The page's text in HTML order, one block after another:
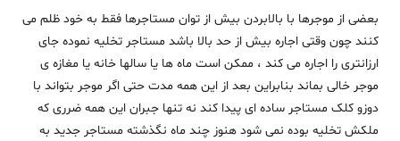
بعضی از موجرها با بالابردن بیش از توان مستاجرها فقط به خود ظلم می
کنند چون وقتی اجاره بیش از حد بالا باشد مستاجر تخلیه نموده جای
ارزانتری را اجاره می کند ، ممکن است ماه ها یا سالها خانه یا مغازه ی
موجر خالی بماند بنابراین بعد از این همه مدت حتی اگر موجر بتواند با
دوزو کلک مستاجر ساده ای پیدا کند نه تنها جبران این همه ضرری که
ملکش تخلیه بوده نمی شود هنوز چند ماه نگذشته مستاجر جدید به